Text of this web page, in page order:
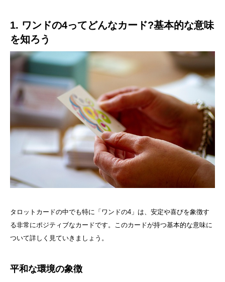
1. ワンドの4ってどんなカード?基本的な意味
を知ろう
タロットカードの中でも特に「ワンドの4」は、安定や喜びを象徴す
る非常にポジティブなカードです。このカードが持つ基本的な意味に
ついて詳しく見ていきましょう。
平和な環境の象徴